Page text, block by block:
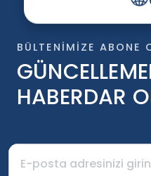
BÜLTENIMIZE ABONE
HABERDAR